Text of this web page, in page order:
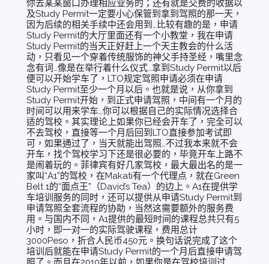
你去某某窗口办理相应业务的；还有就是交费的收据以
及Study Permit一定要小心保管到拿到驾照的那一天，
因为后续的相关手续中还会用到…比较有趣的是，申请
Study Permit的大厅里面还有一个小教堂，我在申请
Study Permit的当天正好赶上一个天主教会的什么活
动，只看见一个穿着传统服饰的神父手持圣经，嘴里念
念有词…像是在举行着什么仪式…拿到Study Permit以后
便可以开始学车了，LTO规定驾照申请必须在申请
Study Permit至少一个月以后。也就是说，从你拿到
Study Permit开始，到正式申请驾照，中间有一个月的
时间可以用来学车…你可以根据自己的实际情况选择合
适的驾校。其实理论上如果你已经会开车了，完全可以
不去驾校，直接等一个月后回到LTO直接参加考试即
可，如果通过了，当天就能出驾照…不过我本来就不会
开车，找个驾校学习下还是很必要的，毕竟开车上路不
是闹着玩的。菲律宾有好几家驾校，最大最出名的是一
家叫“A1”的驾校，在Makati有一个代理点，就在Green
Belt 1的“面点王”（David’s Tea）的边上。A1在提供学
车培训服务的同时，还可以提供从申请Study Permit到
申请驾照全套流程的协助，当然这需要额外的服务费
用。与国内不同，A1提供的最短时间的课程总共只有5
小时，即一对一的实际驾驶课程，费用总计
3000Peso，折合人民币450元。换句话说完成了这个
培训后就能在申请Study Permit的一个月后直接申请驾